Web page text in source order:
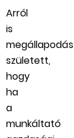
Arról
is
megállapodás
született,
hogy
ha
a
munkáltató